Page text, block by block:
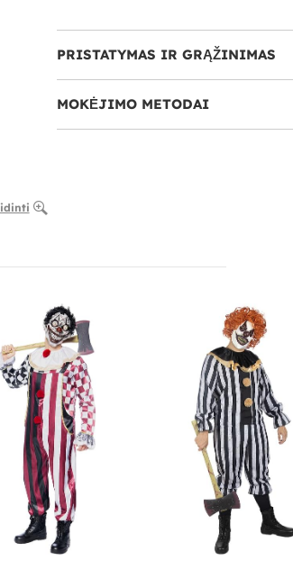
PRISTATYMAS IR GRĄŽINIMAS
MOKĖJIMO METODAI